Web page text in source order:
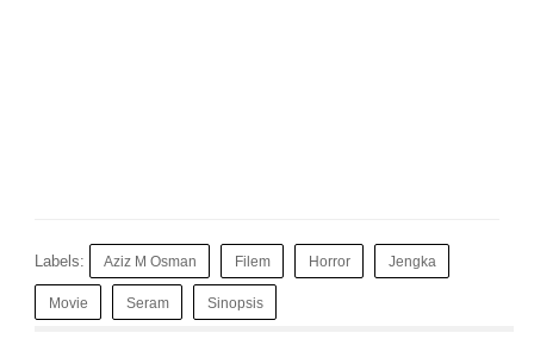
Labels: Aziz M Osman Filem Horror Jengka
Movie Seram Sinopsis